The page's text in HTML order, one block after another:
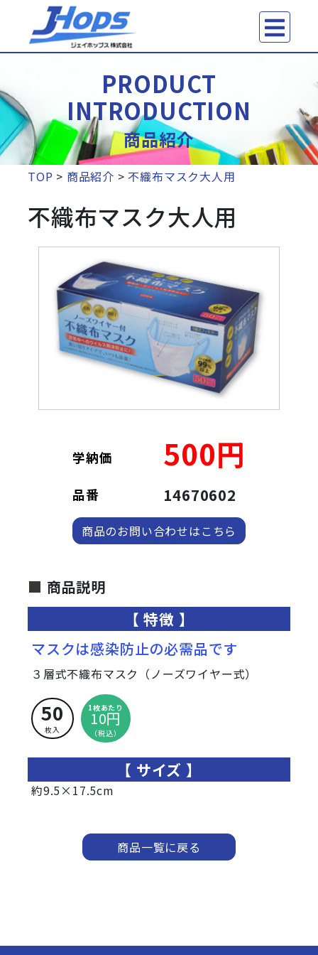
PRODUCT
INTRODUCTION
商品紹介
TOP > 商品紹介 > 不織布マスク大人用
不織布マスク大人用
学納価 500円
品番 14670602
商品のお問い合わせはこちら
商品説明
特徴
マスクは感染防止の必需品です
３層式不織布マスク（ノーズワイヤー式）
50
枚入
1枚あたり
10円
（税込）
サイズ
約9.5×17.5cm
商品一覧に戻る